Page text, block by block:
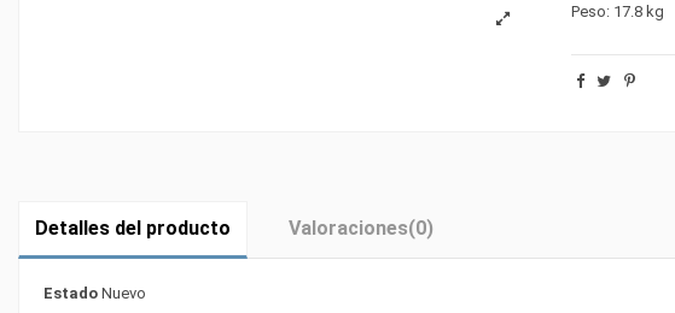
Peso: 17.8 kg
Detalles del producto Valoraciones(0)
Estado Nuevo